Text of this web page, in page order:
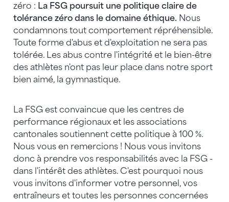
zéro : La FSG poursuit une politique claire de
tolérance zéro dans le domaine éthique. Nous
condamnons tout comportement répréhensible.
Toute forme d'abus et d'exploitation ne sera pas
tolérée. Les abus contre l'intégrité et le bien-être
des athlètes n'ont pas leur place dans notre sport
bien aimé, la gymnastique.
La FSG est convaincue que les centres de
performance régionaux et les associations
cantonales soutiennent cette politique à 100 %.
Nous vous en remercions ! Nous vous invitons
donc à prendre vos responsabilités avec la FSG -
dans l'intérêt des athlètes. C'est pourquoi nous
vous invitons d'informer votre personnel, vos
entraîneurs et toutes les personnes concernées